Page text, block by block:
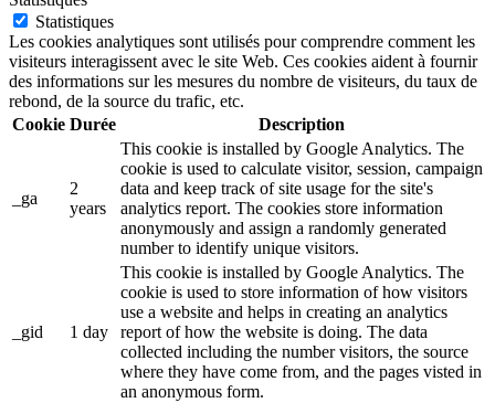
Statistiques
Les cookies analytiques sont utilisés pour comprendre comment les
visiteurs interagissent avec le site Web. Ces cookies aident à fournir
des informations sur les mesures du nombre de visiteurs, du taux de
rebond, de la source du trafic, etc.
Cookie Durée Description
_ga
2
years
This cookie is installed by Google Analytics. The
cookie is used to calculate visitor, session, campaign
data and keep track of site usage for the site's
analytics report. The cookies store information
anonymously and assign a randomly generated
number to identify unique visitors.
_gid 1 day
This cookie is installed by Google Analytics. The
cookie is used to store information of how visitors
use a website and helps in creating an analytics
report of how the website is doing. The data
collected including the number visitors, the source
where they have come from, and the pages visted in
an anonymous form.